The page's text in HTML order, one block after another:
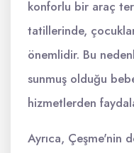
konforlu bir araç
tatillerinde,
önemlidir. Bu
sunmuş olduğu
hizmetlerden
Ayrıca, Çeşme'nin